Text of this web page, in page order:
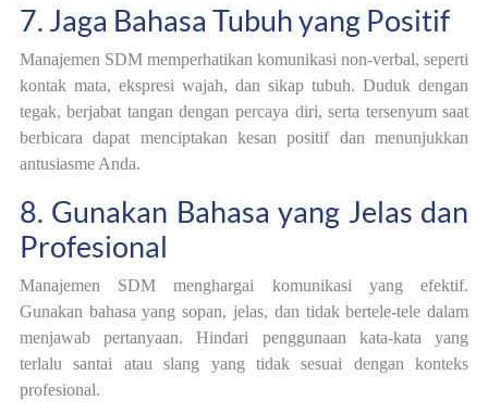
7. Jaga Bahasa Tubuh yang Positif
Manajemen SDM memperhatikan komunikasi non-verbal, seperti
kontak mata, ekspresi wajah, dan sikap tubuh. Duduk dengan
tegak, berjabat tangan dengan percaya diri, serta tersenyum saat
berbicara dapat menciptakan kesan positif dan menunjukkan
antusiasme Anda.
8. Gunakan Bahasa yang Jelas dan
Profesional
Manajemen SDM menghargai komunikasi yang efektif.
Gunakan bahasa yang sopan, jelas, dan tidak bertele-tele dalam
menjawab pertanyaan. Hindari penggunaan kata-kata yang
terlalu santai atau slang yang tidak sesuai dengan konteks
profesional.